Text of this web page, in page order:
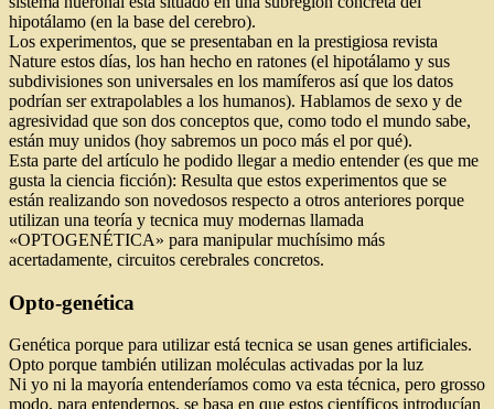
hipotálamo (en la base del cerebro).
Los experimentos, que se presentaban en la prestigiosa revista
Nature estos días, los han hecho en ratones (el hipotálamo y sus
subdivisiones son universales en los mamíferos así que los datos
podrían ser extrapolables a los humanos). Hablamos de sexo y de
agresividad que son dos conceptos que, como todo el mundo sabe,
están muy unidos (hoy sabremos un poco más el por qué).
Esta parte del artículo he podido llegar a medio entender (es que me
gusta la ciencia ficción): Resulta que estos experimentos que se
están realizando son novedosos respecto a otros anteriores porque
utilizan una teoría y tecnica muy modernas llamada
«OPTOGENÉTICA» para manipular muchísimo más
acertadamente, circuitos cerebrales concretos.
Opto-genética
Genética porque para utilizar está tecnica se usan genes artificiales.
Opto porque también utilizan moléculas activadas por la luz
Ni yo ni la mayoría entenderíamos como va esta técnica, pero grosso
modo, para entendernos, se basa en que estos científicos introducían